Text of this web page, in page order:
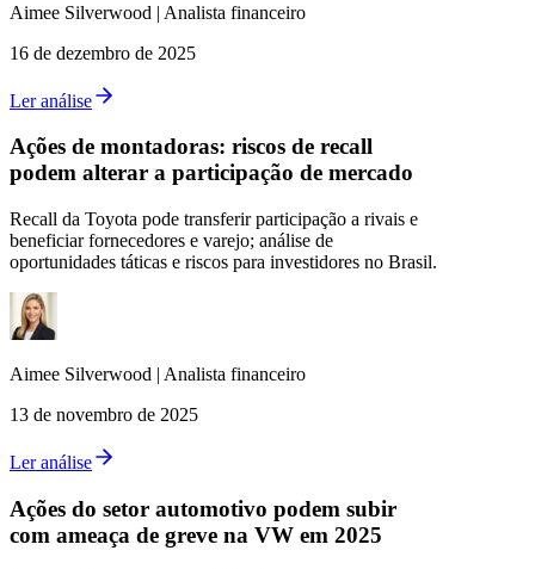
Aimee Silverwood | Analista financeiro
16 de dezembro de 2025
Ler análise
Ações de montadoras: riscos de recall
podem alterar a participação de mercado
Recall da Toyota pode transferir participação a rivais e
beneficiar fornecedores e varejo; análise de
oportunidades táticas e riscos para investidores no Brasil.
Aimee Silverwood | Analista financeiro
13 de novembro de 2025
Ler análise
Ações do setor automotivo podem subir
com ameaça de greve na VW em 2025